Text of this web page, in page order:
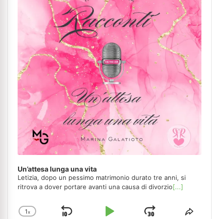
Un’attesa lunga una vita
Letizia, dopo un pessimo matrimonio durato tre anni, si
ritrova a dover portare avanti una causa di divorzio[...]
Change
1x
Share